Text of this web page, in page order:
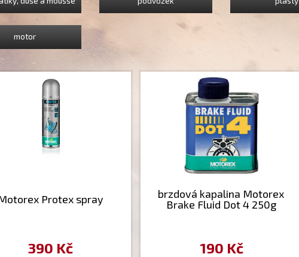
motor
Protex spray
390 Kč
brzdová kapalina Motorex
Brake Fluid Dot 4 250g
190 Kč